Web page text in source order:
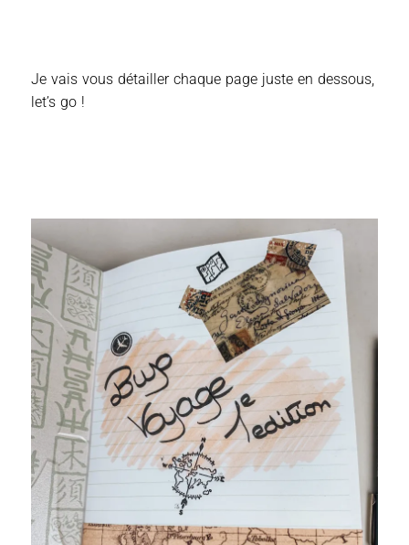
Je vais vous détailler chaque page juste en dessous,
let’s go !